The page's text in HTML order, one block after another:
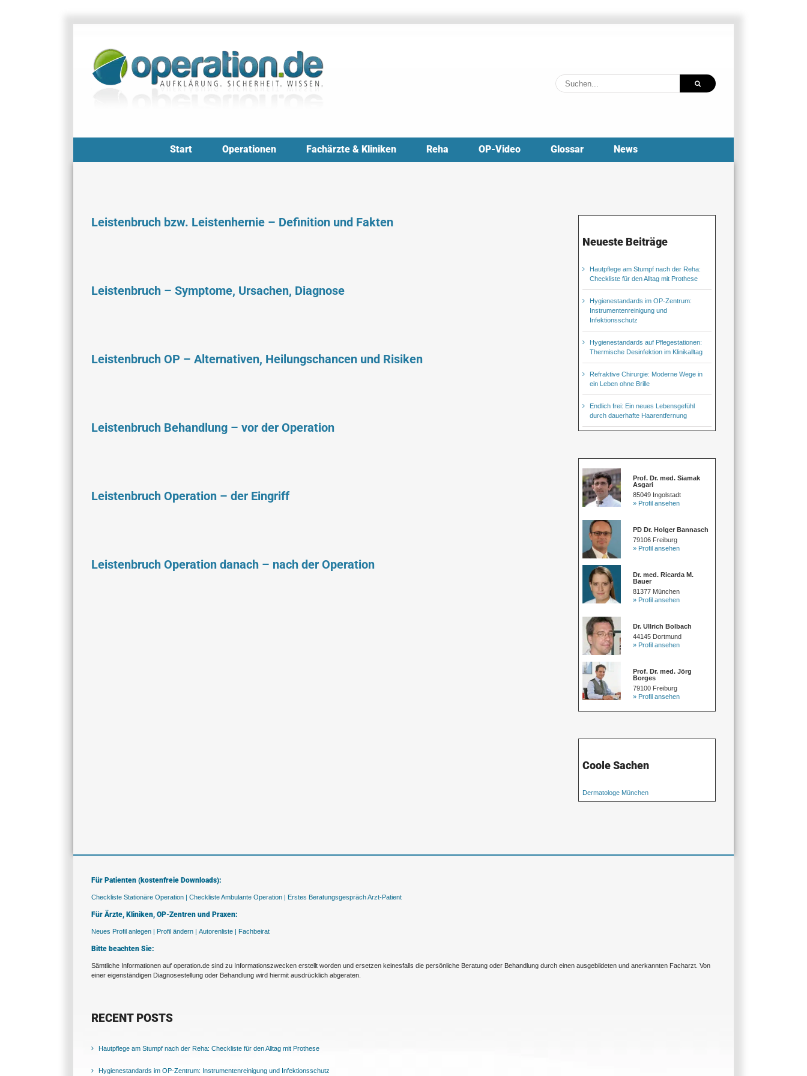
Suche
nach:
Start Operationen Fachärzte & Kliniken Reha OP-Video Glossar News
Leistenbruch bzw. Leistenhernie – Definition und Fakten
Leistenbruch – Symptome, Ursachen, Diagnose
Leistenbruch OP – Alternativen, Heilungschancen und Risiken
Leistenbruch Behandlung – vor der Operation
Leistenbruch Operation – der Eingriff
Leistenbruch Operation danach – nach der Operation
Neueste Beiträge
Hautpflege am Stumpf nach der Reha:
Checkliste für den Alltag mit Prothese
Hygienestandards im OP-Zentrum:
Instrumentenreinigung und
Infektionsschutz
Hygienestandards auf Pflegestationen:
Thermische Desinfektion im Klinikalltag
Refraktive Chirurgie: Moderne Wege in
ein Leben ohne Brille
Endlich frei: Ein neues Lebensgefühl
durch dauerhafte Haarentfernung
Prof. Dr. med. Siamak
Asgari
85049 Ingolstadt
» Profil ansehen
PD Dr. Holger Bannasch
79106 Freiburg
» Profil ansehen
Dr. med. Ricarda M.
Bauer
81377 München
» Profil ansehen
Dr. Ullrich Bolbach
44145 Dortmund
» Profil ansehen
Prof. Dr. med. Jörg
Borges
79100 Freiburg
» Profil ansehen
Coole Sachen
Dermatologe München
Für Patienten (kostenfreie Downloads):
Checkliste Stationäre Operation | Checkliste Ambulante Operation | Erstes Beratungsgespräch Arzt-Patient
Für Ärzte, Kliniken, OP-Zentren und Praxen:
Neues Profil anlegen | Profil ändern | Autorenliste | Fachbeirat
Bitte beachten Sie:
Sämtliche Informationen auf operation.de sind zu Informationszwecken erstellt worden und ersetzen keinesfalls die persönliche Beratung oder Behandlung durch einen ausgebildeten und anerkannten Facharzt. Von
einer eigenständigen Diagnosestellung oder Behandlung wird hiermit ausdrücklich abgeraten.
RECENT POSTS
Hautpflege am Stumpf nach der Reha: Checkliste für den Alltag mit Prothese
Hygienestandards im OP-Zentrum: Instrumentenreinigung und Infektionsschutz